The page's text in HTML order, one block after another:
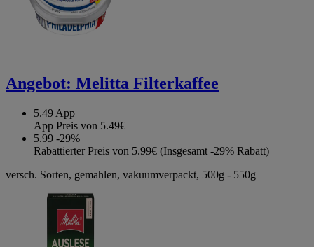
Angebot: Melitta Filterkaffee
5.49 App
App Preis von 5.49€
5.99 -29%
Rabattierter Preis von 5.99€ (Insgesamt -29% Rabatt)
versch. Sorten, gemahlen, vakuumverpackt, 500g - 550g